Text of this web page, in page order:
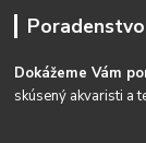
Poradenstvo
Dokážeme Vám
skúsený akvaristi a